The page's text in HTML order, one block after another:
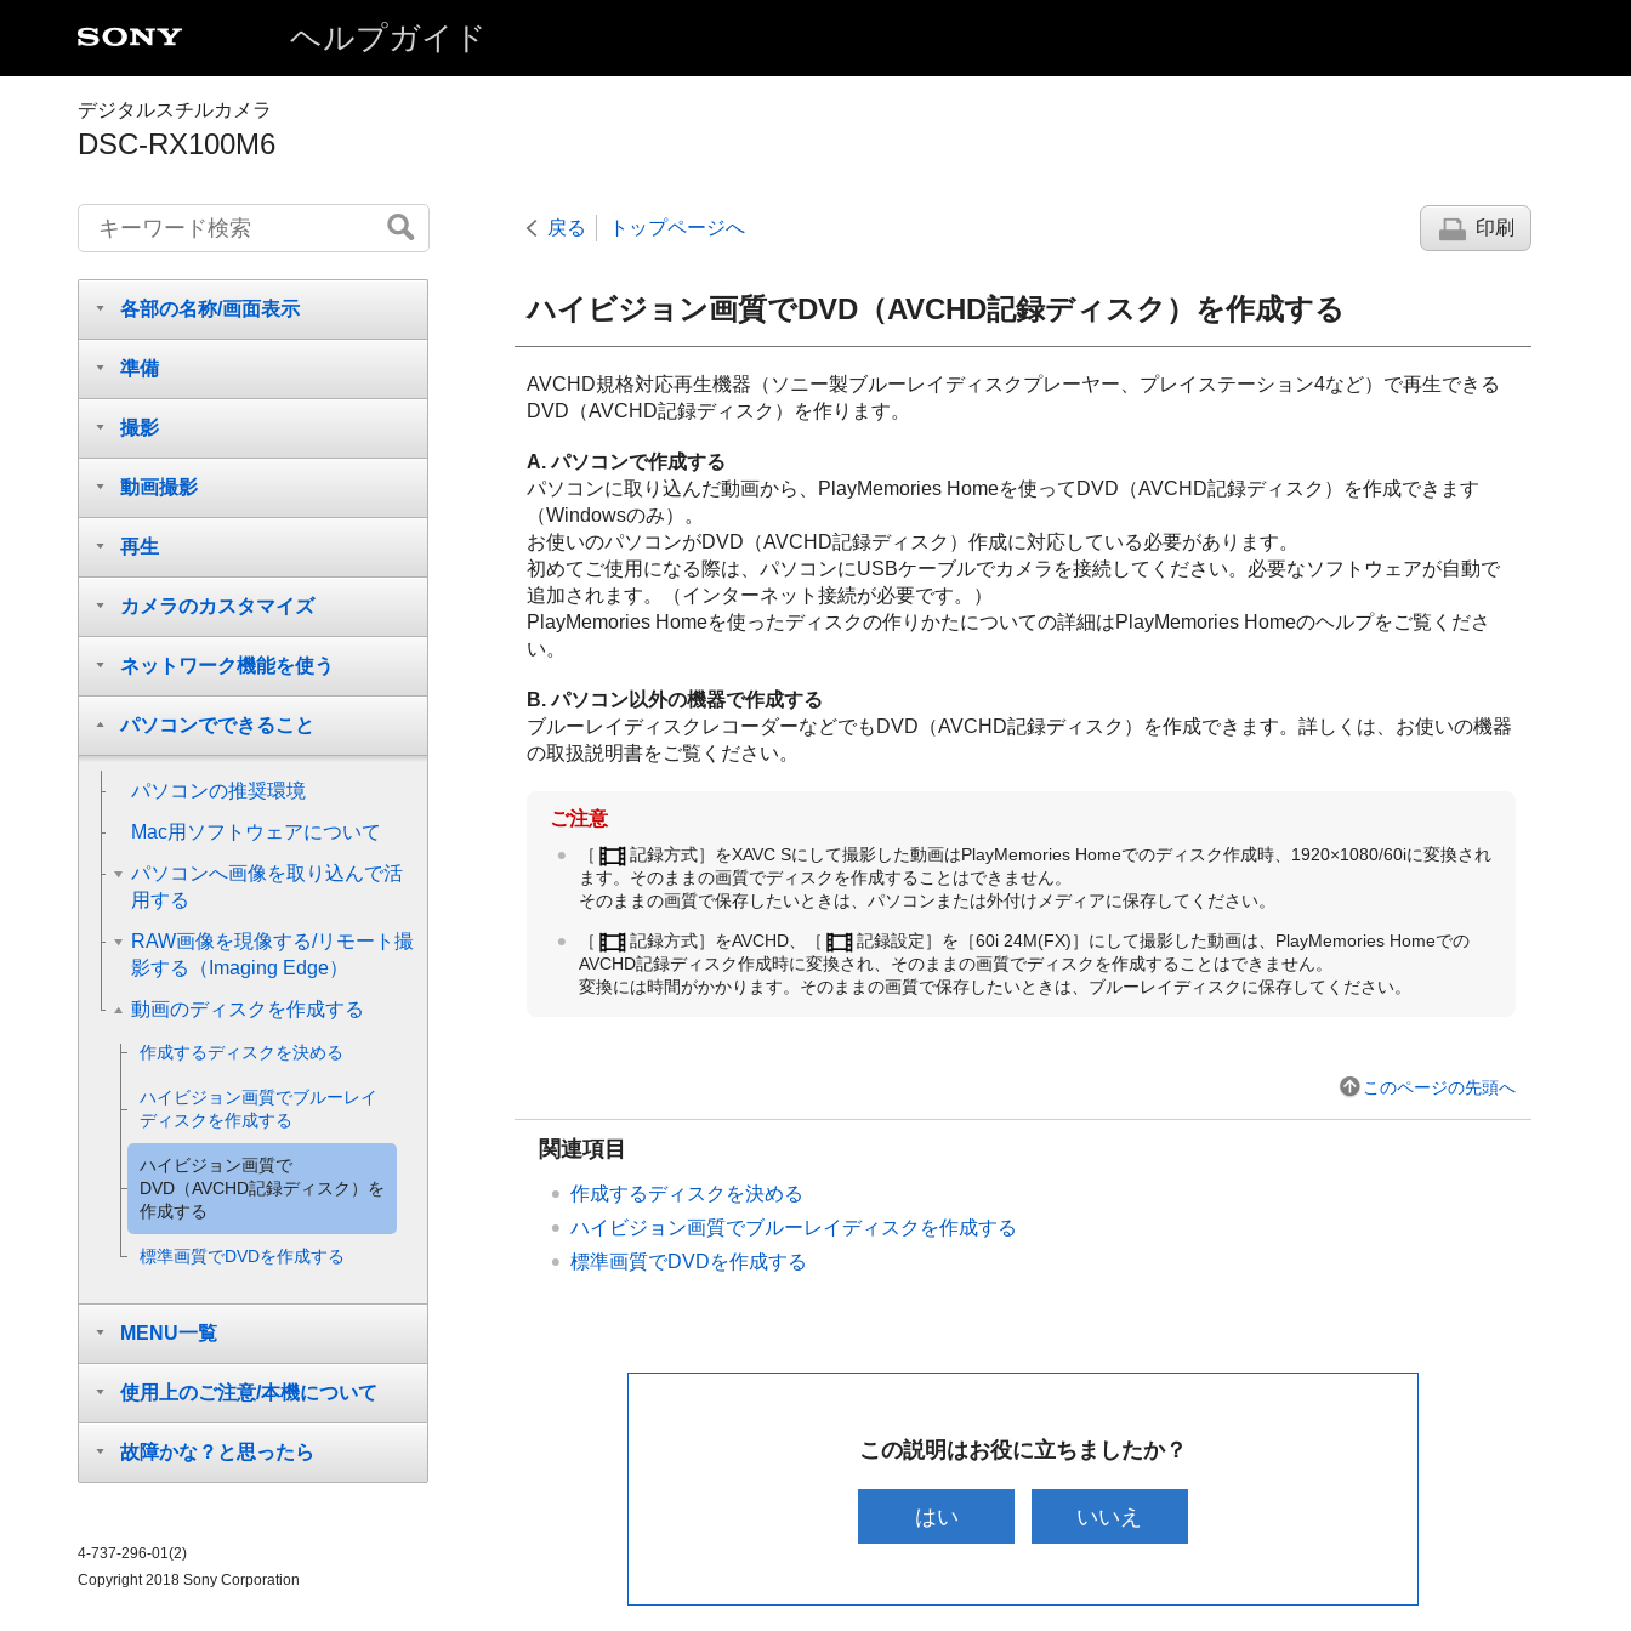
ヘルプガイド
デジタルスチルカメラ
DSC-RX100M6
戻る トップページへ 印刷
ハイビジョン画質でDVD（AVCHD記録ディスク）を作成する
AVCHD規格対応再生機器（ソニー製ブルーレイディスクプレーヤー、プレイステーション4など）で再生できる
DVD（AVCHD記録ディスク）を作ります。
A. パソコンで作成する
パソコンに取り込んだ動画から、PlayMemories Homeを使ってDVD（AVCHD記録ディスク）を作成できます
（Windowsのみ）。
お使いのパソコンがDVD（AVCHD記録ディスク）作成に対応している必要があります。
初めてご使用になる際は、パソコンにUSBケーブルでカメラを接続してください。必要なソフトウェアが自動で
追加されます。（インターネット接続が必要です。）
PlayMemories Homeを使ったディスクの作りかたについての詳細はPlayMemories Homeのヘルプをご覧くださ
い。
B. パソコン以外の機器で作成する
ブルーレイディスクレコーダーなどでもDVD（AVCHD記録ディスク）を作成できます。詳しくは、お使いの機器
の取扱説明書をご覧ください。
ご注意
［ 記録方式］ をXAVC Sにして撮影した動画はPlayMemories Homeでのディスク作成時、1920×1080/60iに変換され
ます。そのままの画質でディスクを作成することはできません。
そのままの画質で保存したいときは、パソコンまたは外付けメディアに保存してください。
［ 記録方式］ をAVCHD、 ［ 記録設定］ を ［60i 24M(FX)］ にして撮影した動画は、PlayMemories Homeでの
AVCHD記録ディスク作成時に変換され、そのままの画質でディスクを作成することはできません。
変換には時間がかかります。そのままの画質で保存したいときは、ブルーレイディスクに保存してください。
このページの先頭へ
関連項目
作成するディスクを決める
ハイビジョン画質でブルーレイディスクを作成する
標準画質でDVDを作成する
この説明はお役に立ちましたか？
はい いいえ
各部の名称/画面表示
準備
撮影
動画撮影
再生
カメラのカスタマイズ
ネットワーク機能を使う
パソコンでできること
パソコンの推奨環境
Mac用ソフトウェアについて
パソコンへ画像を取り込んで活
用する
RAW画像を現像する/リモート撮
影する（Imaging Edge）
動画のディスクを作成する
作成するディスクを決める
ハイビジョン画質でブルーレイ
ディスクを作成する
ハイビジョン画質で
DVD（AVCHD記録ディスク）を
作成する
標準画質でDVDを作成する
MENU一覧
使用上のご注意/本機について
故障かな？と思ったら
4-737-296-01(2)
Copyright 2018 Sony Corporation